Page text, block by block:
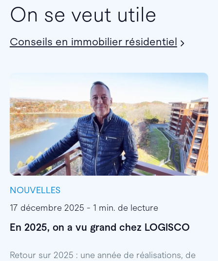
On se veut utile
Conseils en immobilier résidentiel
NOUVELLES
17 décembre 2025 - 1 min. de lecture
En 2025, on a vu grand chez LOGISCO
Retour sur 2025 : une année de réalisations, de